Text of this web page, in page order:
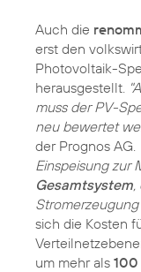
Auch die
erst den
Photovoltaik-
herausgestellt.
muss der PV-
neu bewertet
der Prognos AG.
Einspeisung zur
Gesamtsystem
sich die Kosten
um mehr als